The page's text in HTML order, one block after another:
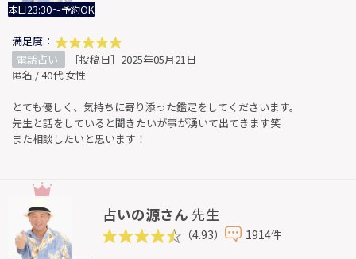
本日23:30～予約OK
満足度：
電話占い
［投稿日］2025年05月21日
匿名 / 40代 女性
とても優しく、気持ちに寄り添った鑑定をしてくださいます。
先生と話をしていると聞きたいが事が湧いて出てきます笑
また相談したいと思います！
占いの源さん 先生
（4.93） 1914件